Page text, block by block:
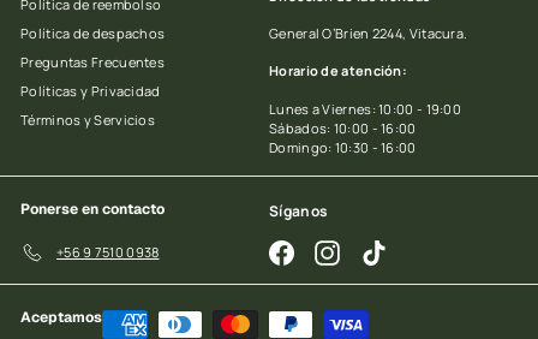
Política de reembolso
Política de despachos
Preguntas Frecuentes
Políticas y Privacidad
Términos y Servicios
General O’Brien 2244, Vitacura.
Horario de atención:
Lunes a Viernes: 10:00 - 19:00
Sábados: 10:00 - 16:00
Domingo: 10:30 - 16:00
Ponerse en contacto
+56 9 7510 0938
Síganos
FacebookInstagramTikTok
Aceptamos